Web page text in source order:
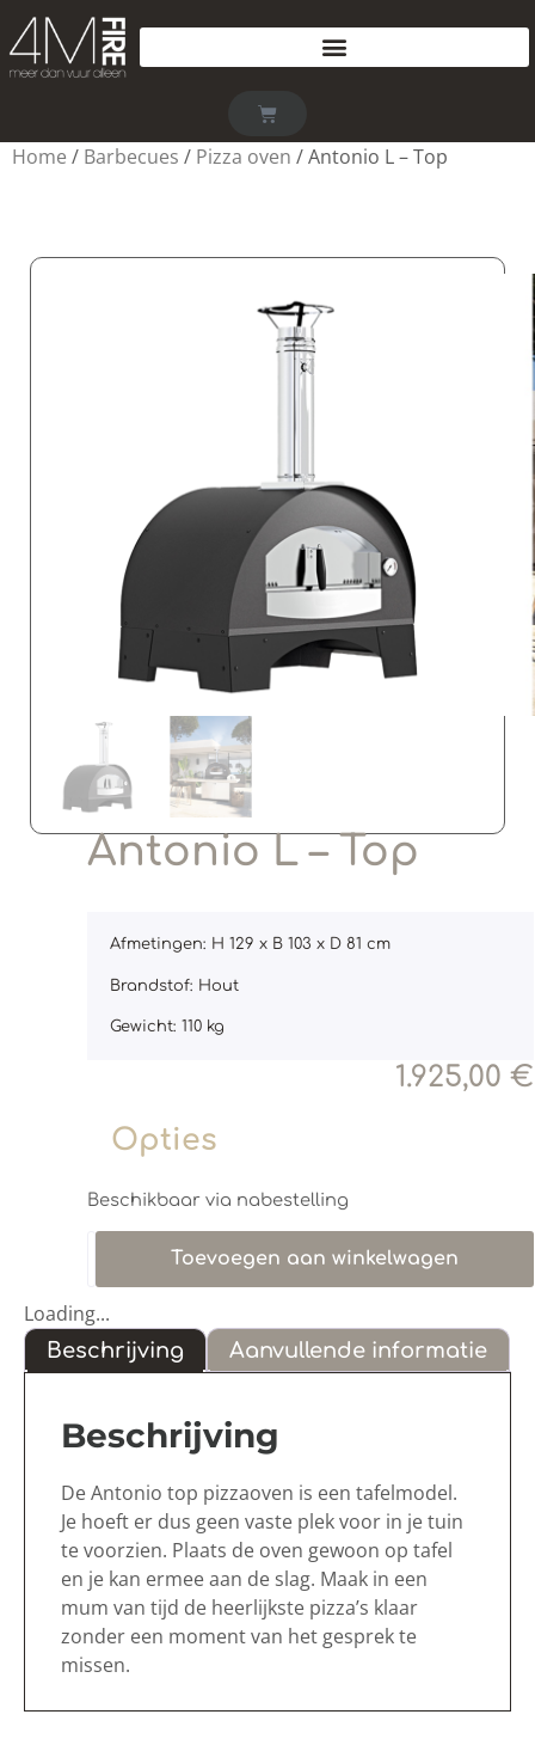
Home / Barbecues / Pizza oven / Antonio L – Top
Antonio L – Top
Afmetingen: H 129 x B 103 x D 81 cm
Brandstof: Hout
Gewicht: 110 kg
1.925,00 €
Opties
Beschikbaar via nabestelling
Toevoegen aan winkelwagen
Loading...
Beschrijving Aanvullende informatie
Beschrijving
De Antonio top pizzaoven is een tafelmodel.
Je hoeft er dus geen vaste plek voor in je tuin
te voorzien. Plaats de oven gewoon op tafel
en je kan ermee aan de slag. Maak in een
mum van tijd de heerlijkste pizza’s klaar
zonder een moment van het gesprek te
missen.